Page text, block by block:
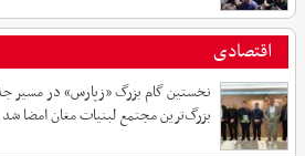
اقتصادی
نخستین گام بزرگ «زپارس» در مسیر
بزرگ‌ترین مجتمع لبنیات مغان امضا شد